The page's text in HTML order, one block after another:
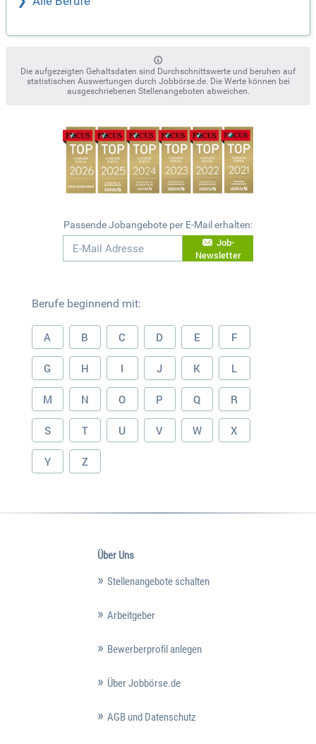
Die aufgezeigten Gehaltsdaten sind Durchschnittswerte und beruhen auf
statistischen Auswertungen durch Jobbörse.de. Die Werte können bei
ausgeschriebenen Stellenangeboten abweichen.
Passende Jobangebote per E-Mail erhalten:
Job-
Newsletter
Berufe beginnend mit:
A B C D E F
G H I J K L
M N O P Q R
S T U V W X
Y Z
Über Uns
Stellenangebote schalten
Arbeitgeber
Bewerberprofil anlegen
Über Jobbörse.de
AGB und Datenschutz